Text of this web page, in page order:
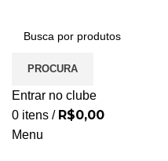
PROCURA
Entrar no clube
0 itens / R$0,00
Menu